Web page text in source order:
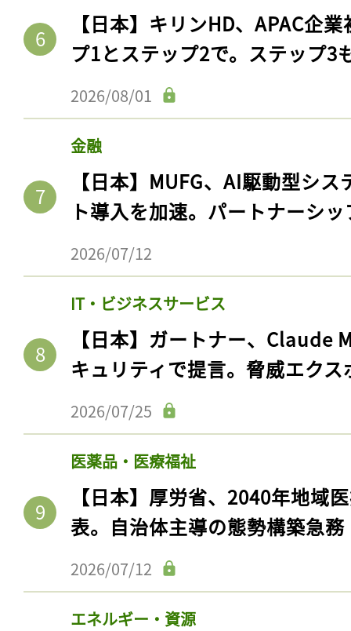
【日本】キリンHD、APAC企
プ1とステップ2で。ステップ3
2026/08/01
金融
【日本】MUFG、AI駆動型シ
ト導入を加速。パートナーシ
2026/07/12
IT・ビジネスサービス
【日本】ガートナー、Claude
キュリティで提言。脅威エク
2026/07/25
医薬品・医療福祉
【日本】厚労省、2040年地域
表。自治体主導の態勢構築急務
2026/07/12
エネルギー・資源
記事をお気に入りに
ログインが必
ログイン
会員登録